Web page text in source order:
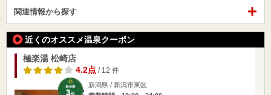
関連情報から探す
近くのオススメ温泉クーポン
極楽湯 松崎店
4.2点/ 12 件
新潟県 / 新潟市東区